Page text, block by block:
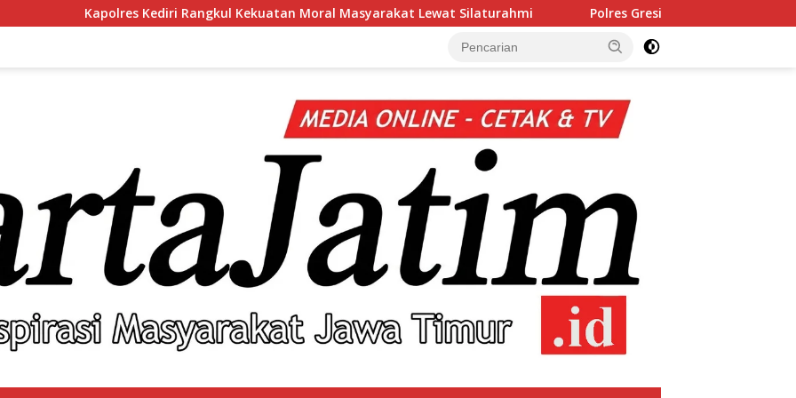
Kediri Rangkul Kekuatan Moral Masyarakat Lewat Silaturahmi Polres Gresik Amankan Dua Tersangka Edarkan Sabu